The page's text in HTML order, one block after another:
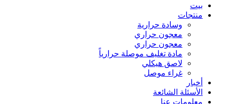
بيت
منتجات
وسادة حرارية
معجون حراري
معجون حراري
مادة تغليف موصلة حرارياً
لاصق هيكلي
غراء موصل
أخبار
الأسئلة الشائعة
معلومات عنا